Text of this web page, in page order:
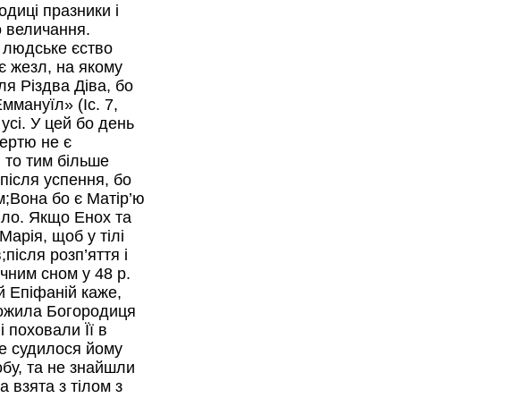
празники і
величання.
людське єство
жезл, на якому
Різдва Діва, бо
(Іс. 7,
У цей бо день
не є
тим більше
успення, бо
бо є Матір’ю
Якщо Енох та
щоб у тілі
розп’яття і
сном у 48 р.
Епіфаній каже,
Богородиця
Її в
судилося йому
та не знайшли
взята з тілом з